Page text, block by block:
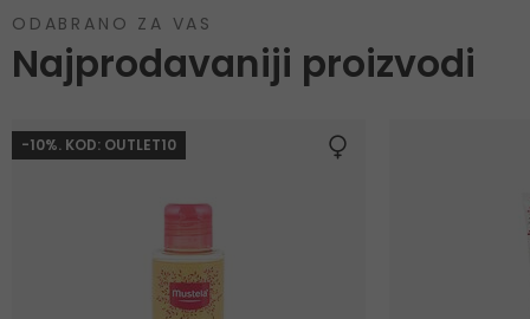
ODABRANO ZA VAS
Najprodavaniji proizvodi
-10%. KOD: OUTLET10